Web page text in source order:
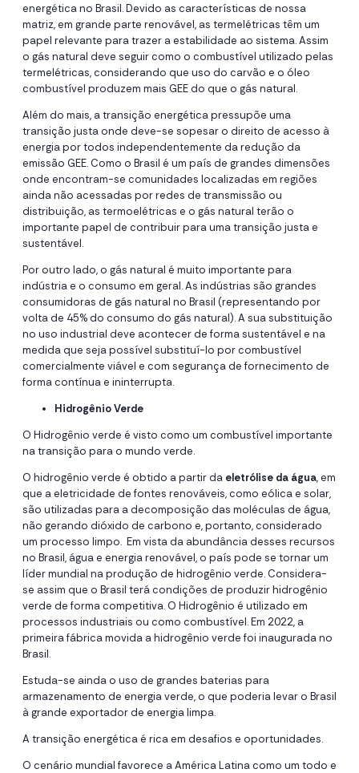
energética no Brasil. Devido as características de nossa
matriz, em grande parte renovável, as termelétricas têm um
papel relevante para trazer a estabilidade ao sistema. Assim
o gás natural deve seguir como o combustível utilizado pelas
termelétricas, considerando que uso do carvão e o óleo
combustível produzem mais GEE do que o gás natural.
Além do mais, a transição energética pressupõe uma
transição justa onde deve-se sopesar o direito de acesso à
energia por todos independentemente da redução da
emissão GEE. Como o Brasil é um país de grandes dimensões
onde encontram-se comunidades localizadas em regiões
ainda não acessadas por redes de transmissão ou
distribuição, as termoelétricas e o gás natural terão o
importante papel de contribuir para uma transição justa e
sustentável.
Por outro lado, o gás natural é muito importante para
indústria e o consumo em geral. As indústrias são grandes
consumidoras de gás natural no Brasil (representando por
volta de 45% do consumo do gás natural). A sua substituição
no uso industrial deve acontecer de forma sustentável e na
medida que seja possível substituí-lo por combustível
comercialmente viável e com segurança de fornecimento de
forma contínua e ininterrupta.
Hidrogênio Verde
O Hidrogênio verde é visto como um combustível importante
na transição para o mundo verde.
O hidrogênio verde é obtido a partir da eletrólise da água, em
que a eletricidade de fontes renováveis, como eólica e solar,
são utilizadas para a decomposição das moléculas de água,
não gerando dióxido de carbono e, portanto, considerado
um processo limpo. Em vista da abundância desses recursos
no Brasil, água e energia renovável, o país pode se tornar um
líder mundial na produção de hidrogênio verde. Considera-
se assim que o Brasil terá condições de produzir hidrogênio
verde de forma competitiva. O Hidrogênio é utilizado em
processos industriais ou como combustível. Em 2022, a
primeira fábrica movida a hidrogênio verde foi inaugurada no
Brasil.
Estuda-se ainda o uso de grandes baterias para
armazenamento de energia verde, o que poderia levar o Brasil
à grande exportador de energia limpa.
A transição energética é rica em desafios e oportunidades.
O cenário mundial favorece a América Latina como um todo e